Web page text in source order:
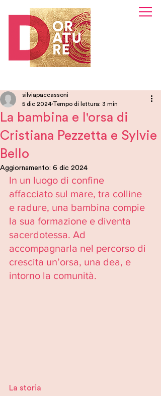
La bambina e l'orsa di
Cristiana Pezzetta e Sylvie
Bello
silviapaccassoni
5 dic 2024 Tempo di lettura: 3 min
Aggiornamento: 6 dic 2024
In un luogo di confine
affacciato sul mare, tra colline
e radure, una bambina compie
la sua formazione e diventa
sacerdotessa. Ad
accompagnarla nel percorso di
crescita un’orsa, una dea, e
intorno la comunità.
La storia